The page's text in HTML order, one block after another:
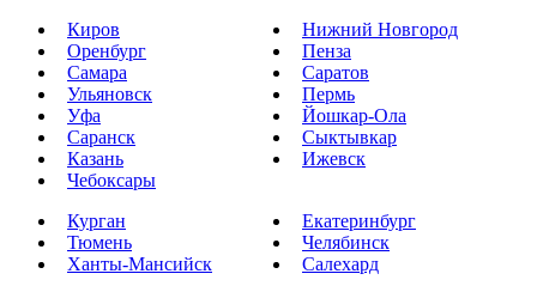
Киров
Нижний Новгород
Оренбург
Пенза
Самара
Саратов
Ульяновск
Пермь
Уфа
Йошкар-Ола
Саранск
Сыктывкар
Казань
Ижевск
Чебоксары
Курган
Екатеринбург
Тюмень
Челябинск
Ханты-Мансийск
Салехард